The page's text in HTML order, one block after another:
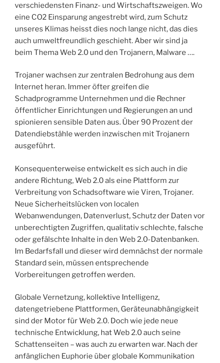
verschiedensten Finanz- und Wirtschaftszweigen. Wo
eine CO2 Einsparung angestrebt wird, zum Schutz
unseres Klimas heisst dies noch lange nicht, das dies
auch umweltfreundlich geschieht. Aber wir sind ja
beim Thema Web 2.0 und den Trojanern, Malware ….
Trojaner wachsen zur zentralen Bedrohung aus dem
Internet heran. Immer öfter greifen die
Schadprogramme Unternehmen und die Rechner
öffentlicher Einrichtungen und Regierungen an und
spionieren sensible Daten aus. Über 90 Prozent der
Datendiebstähle werden inzwischen mit Trojanern
ausgeführt.
Konsequenterweise entwickelt es sich auch in die
andere Richtung, Web 2.0 als eine Plattform zur
Verbreitung von Schadsoftware wie Viren, Trojaner.
Neue Sicherheitslücken von localen
Webanwendungen, Datenverlust, Schutz der Daten vor
unberechtigten Zugriffen, qualitativ schlechte, falsche
oder gefälschte Inhalte in den Web 2.0-Datenbanken.
Im Bedarfsfall und dieser wird demnächst der normale
Standard sein, müssen entsprechende
Vorbereitungen getroffen werden.
Globale Vernetzung, kollektive Intelligenz,
datengetriebene Plattformen, Geräteunabhängigkeit
sind der Motor für Web 2.0. Doch wie jede neue
technische Entwicklung, hat Web 2.0 auch seine
Schattenseiten – was auch zu erwarten war. Nach der
anfänglichen Euphorie über globale Kommunikation